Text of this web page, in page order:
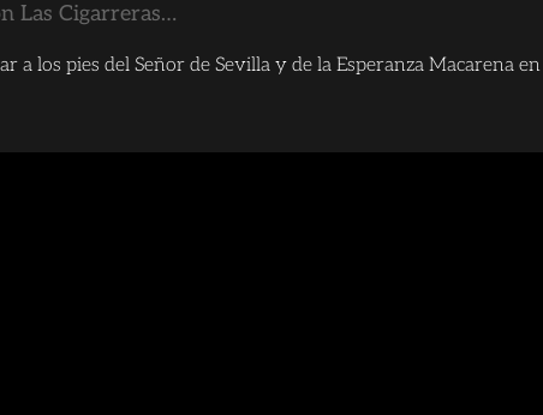
Las Cigarreras…
a los pies del Señor de Sevilla y de la Esperanza Macarena